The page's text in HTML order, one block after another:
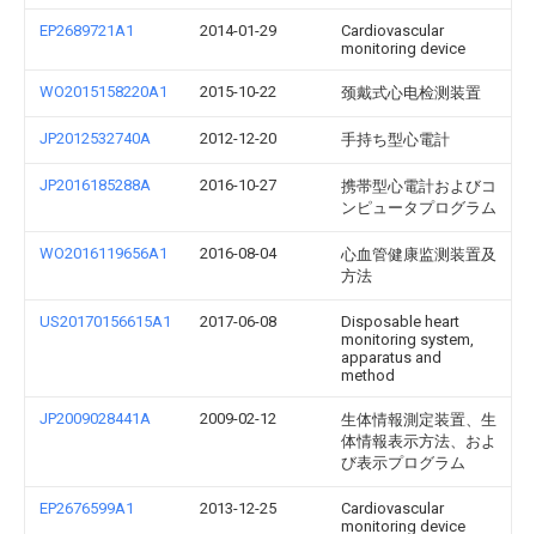
EP2689721A1 2014-01-29
Cardiovascular
monitoring device
WO2015158220A1 2015-10-22 颈戴式心电检测装置
JP2012532740A 2012-12-20 手持ち型心電計
JP2016185288A 2016-10-27
携帯型心電計およびコ
ンピュータプログラム
WO2016119656A1 2016-08-04
心血管健康监测装置及
方法
US20170156615A1 2017-06-08
Disposable heart
monitoring system,
apparatus and
method
JP2009028441A 2009-02-12
生体情報測定装置、生
体情報表示方法、およ
び表示プログラム
EP2676599A1 2013-12-25
Cardiovascular
monitoring device